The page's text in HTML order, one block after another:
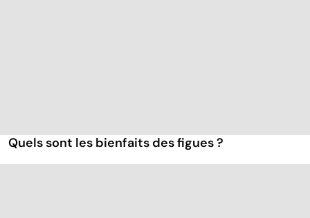
Quels sont les bienfaits des figues ?